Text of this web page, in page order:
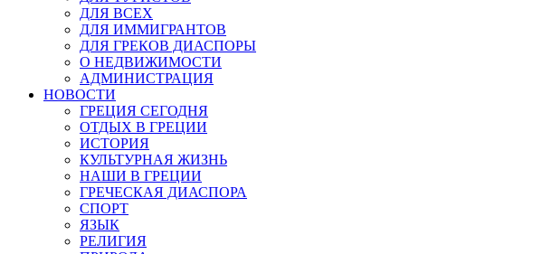
ДЛЯ ВСЕХ
ДЛЯ ИММИГРАНТОВ
ДЛЯ ГРЕКОВ ДИАСПОРЫ
О НЕДВИЖИМОСТИ
АДМИНИСТРАЦИЯ
НОВОСТИ
ГРЕЦИЯ СЕГОДНЯ
ОТДЫХ В ГРЕЦИИ
ИСТОРИЯ
КУЛЬТУРНАЯ ЖИЗНЬ
НАШИ В ГРЕЦИИ
ГРЕЧЕСКАЯ ДИАСПОРА
СПОРТ
ЯЗЫК
РЕЛИГИЯ